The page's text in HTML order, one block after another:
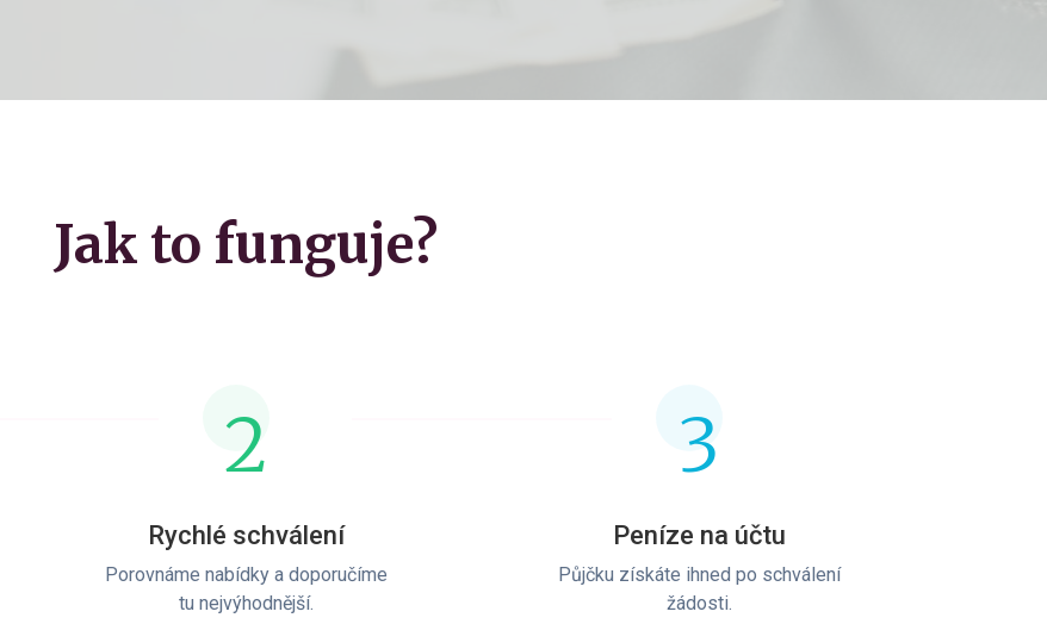
Jak to funguje?
2
Rychlé schválení
Porovnáme nabídky a doporučíme
tu nejvýhodnější.
3
Peníze na účtu
Půjčku získáte ihned po schválení
žádosti.